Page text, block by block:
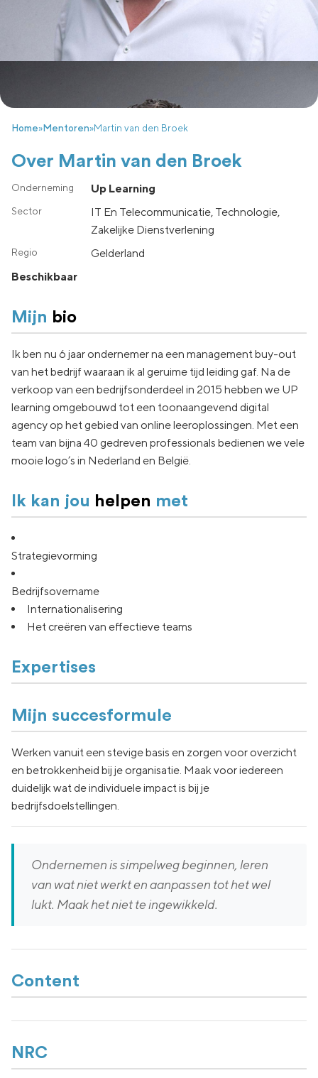
Home»Mentoren»Martin van den Broek
Over Martin van den Broek
Up Learning
IT En Telecommunicatie, Technologie,
Zakelijke Dienstverlening
gelderland
Beschikbaar
Mijn bio
Ik ben nu 6 jaar ondernemer na een management buy-out
van het bedrijf waaraan ik al geruime tijd leiding gaf. Na de
verkoop van een bedrijfsonderdeel in 2015 hebben we UP
learning omgebouwd tot een toonaangevend digital
agency op het gebied van online leeroplossingen. Met een
team van bijna 40 gedreven professionals bedienen we vele
mooie logo’s in Nederland en België.
Ik kan jou helpen met
Strategievorming
Bedrijfsovername
Internationalisering
Het creëren van effectieve teams
Expertises
Mijn succesformule
Werken vanuit een stevige basis en zorgen voor overzicht
en betrokkenheid bij je organisatie. Maak voor iedereen
duidelijk wat de individuele impact is bij je
bedrijfsdoelstellingen.
Ondernemen is simpelweg beginnen, leren
van wat niet werkt en aanpassen tot het wel
lukt. Maak het niet te ingewikkeld.
Content
NRC